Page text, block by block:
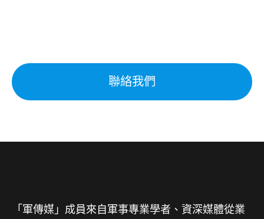
聯絡我們
「軍傳媒」成員來自軍事專業學者、資深媒體從業